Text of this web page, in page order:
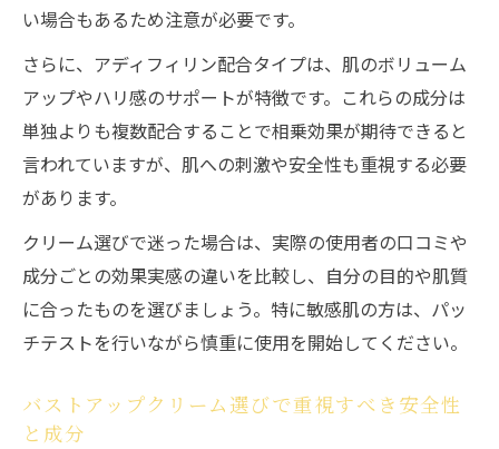
い場合もあるため注意が必要です。
さらに、アディフィリン配合タイプは、肌のボリューム
アップやハリ感のサポートが特徴です。これらの成分は
単独よりも複数配合することで相乗効果が期待できると
言われていますが、肌への刺激や安全性も重視する必要
があります。
クリーム選びで迷った場合は、実際の使用者の口コミや
成分ごとの効果実感の違いを比較し、自分の目的や肌質
に合ったものを選びましょう。特に敏感肌の方は、パッ
チテストを行いながら慎重に使用を開始してください。
バストアップクリーム選びで重視すべき安全性
と成分